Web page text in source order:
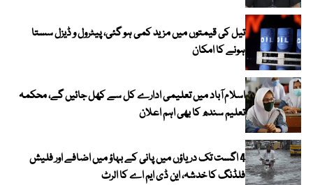
تیل کی قیمتوں میں مزید کمی ہو گئی، پیٹرول و ڈیزل سستا
ہونے کا امکان
اسلام آباد میں تعلیمی ادارے کل سے کھل جائیں گے، محکمہ
تعلیم سندھ کا بھی اہم اعلان
4 اگست تک دریاؤں میں پانی کے بہاؤ میں اضافے اور فلیش
فلڈنگ کا خدشہ، این ڈی ایم اے کا الرٹ